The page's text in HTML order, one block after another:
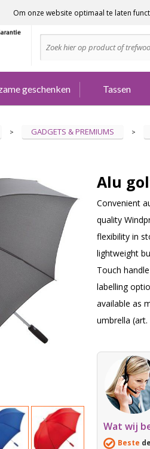
Advies nodig?
geschenken Tassen
> GADGETS & PREMIUMS >
Alu
Convenient
quality
flexibility in
lightweight
Touch
labelling
available as
umbrella (art.
Wat wij
Beste
Om onze website optimaal te laten